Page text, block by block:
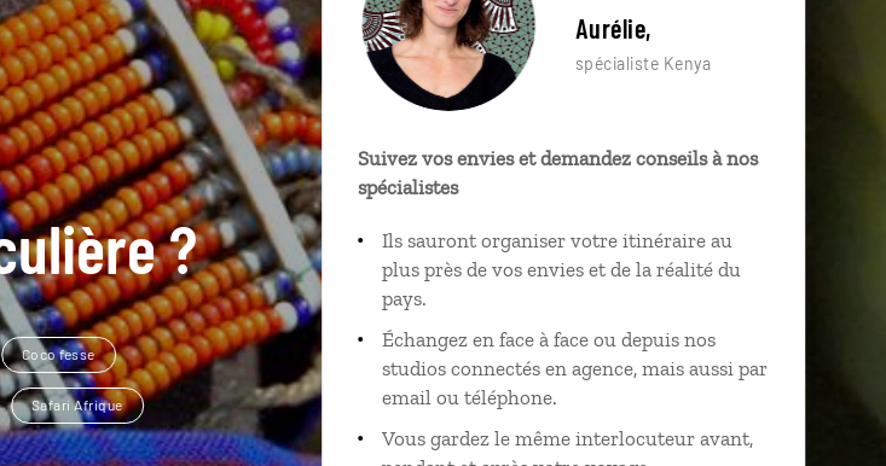
?
Coco fesse
Safari Afrique
Aurélie,
spécialiste Kenya
Suivez vos envies et demandez conseils à nos
spécialistes
Ils sauront organiser votre itinéraire au
plus près de vos envies et de la réalité du
pays.
Échangez en face à face ou depuis nos
studios connectés en agence, mais aussi par
email ou téléphone.
Vous gardez le même interlocuteur avant,